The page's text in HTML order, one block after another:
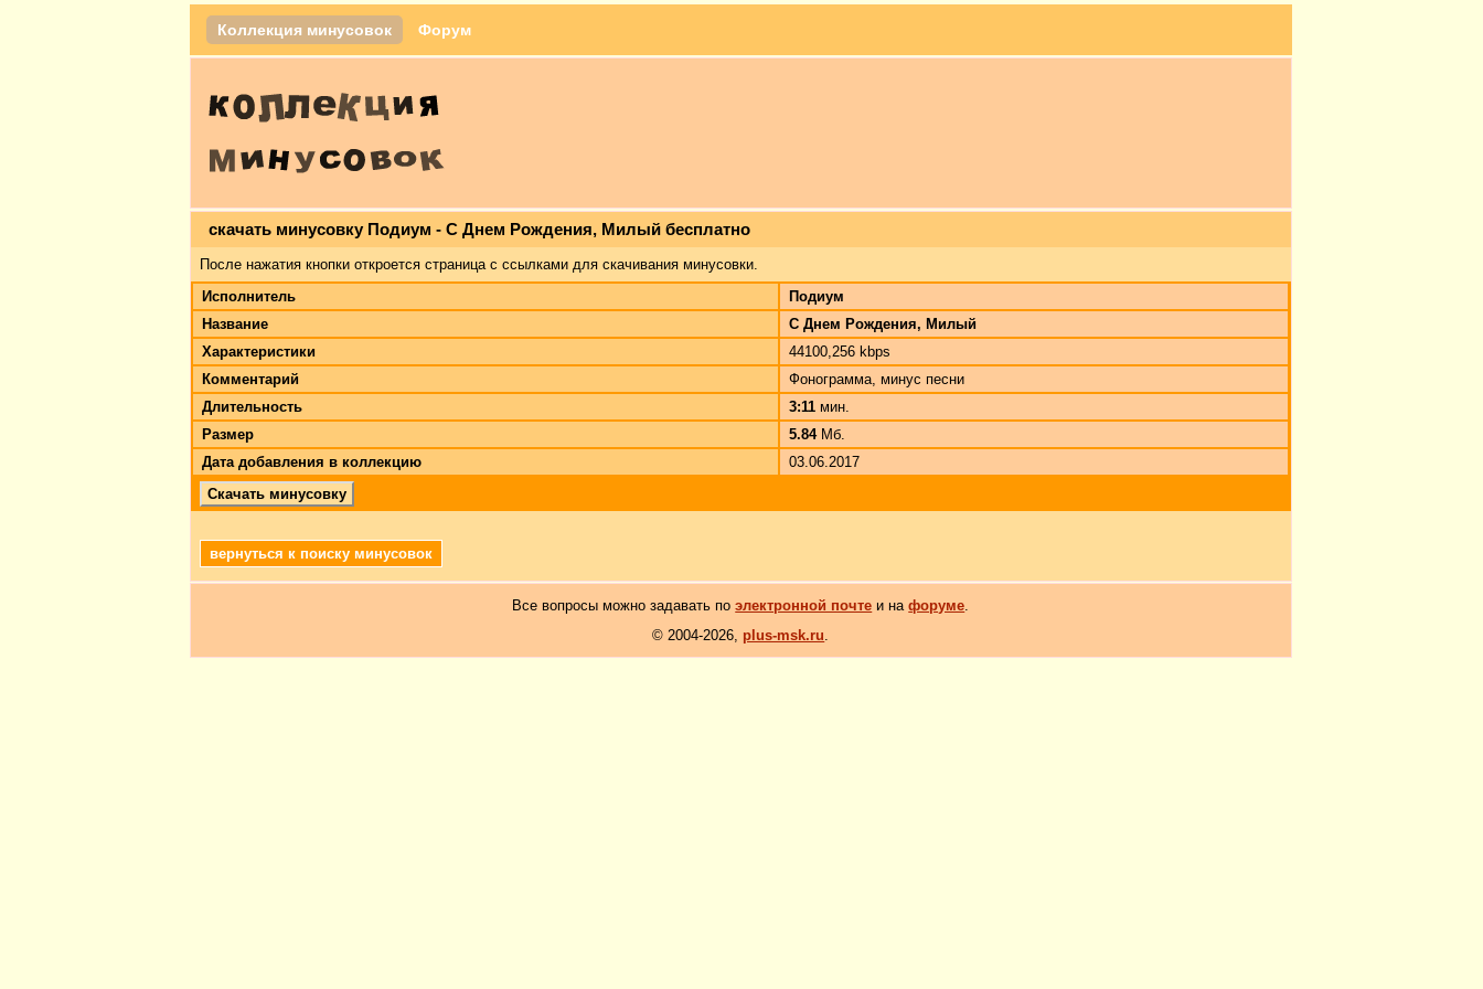
Коллекция минусовок Форум
скачать минусовку Подиум - С Днем Рождения, Милый бесплатно
После нажатия кнопки откроется страница с ссылками для скачивания минусовки.
Исполнитель
Подиум
Название
С Днем Рождения, Милый
Характеристики
44100,256 kbps
Комментарий
Фонограмма, минус песни
Длительность
3:11 мин.
Размер
5.84Мб.
Дата добавления в коллекцию
03.06.2017
Скачать минусовку
вернуться к поиску минусовок
Все вопросы можно задавать поэлектронной почте и нафоруме.
© 2004-2026, plus-msk.ru.